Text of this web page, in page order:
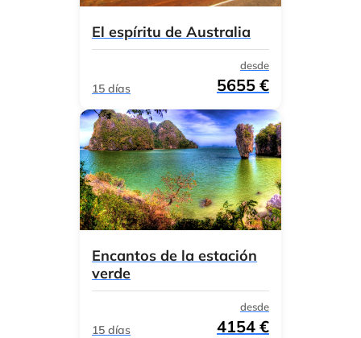
El espíritu de Australia
15 días
desde
5655 €
Encantos de la estación
verde
15 días
desde
4154 €